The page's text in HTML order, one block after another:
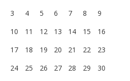
3
4 5 6 7 8
9
10
11 12 13 14 15
16
17
18 19 20 21 22
23
24
25 26 27 28 29
30